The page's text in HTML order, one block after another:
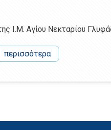
Ι.Μ. Αγίου Νεκταρίου
περισσότερα